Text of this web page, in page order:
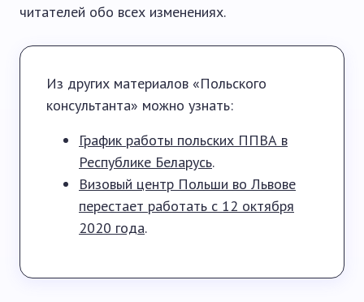
читателей обо всех изменениях.
Из других материалов «Польского
консультанта» можно узнать:
График работы польских ППВА в
Республике Беларусь.
Визовый центр Польши во Львове
перестает работать с 12 октября
2020 года.